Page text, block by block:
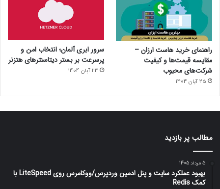
راهنمای خرید هاست ارزان –
مقایسه قیمت‌ها و کیفیت
شرکت‌های محبوب
25 آبان 1404
سرور ابری آلمان؛ انتخاب امن و
پرسرعت بر بستر دیتاسنترهای هتزنر
23 آبان 1404
مطالب پر بازدید
5 مرداد 1405
بهبود عملکرد سایت و پنل ادمین وردپرس/ووکامرس روی LiteSpeed با
کمک Redis